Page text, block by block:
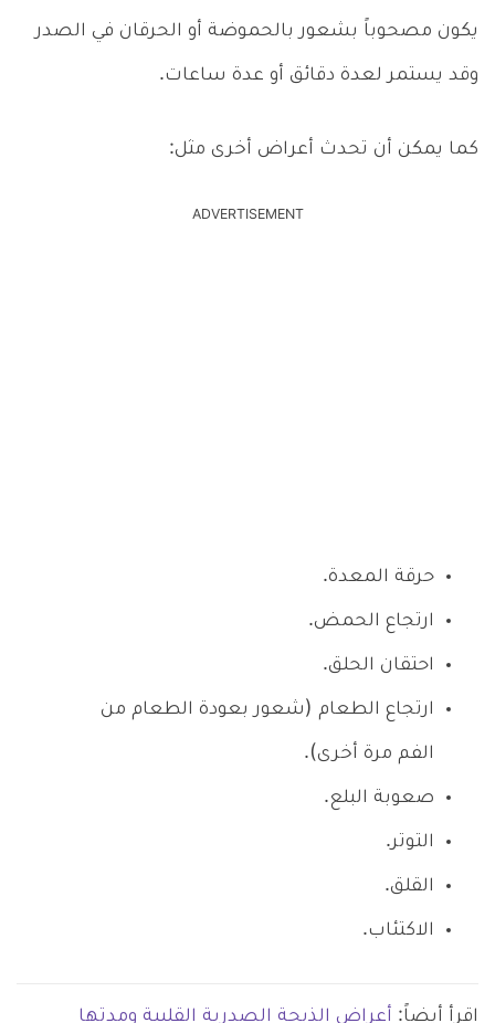
يكون مصحوباً بشعور بالحموضة أو الحرقان في الصدر
وقد يستمر لعدة دقائق أو عدة ساعات.
كما يمكن أن تحدث أعراض أخرى مثل:
ADVERTISEMENT
حرقة المعدة.
ارتجاع الحمض.
احتقان الحلق.
ارتجاع الطعام (شعور بعودة الطعام من
الفم مرة أخرى).
صعوبة البلع.
التوتر.
القلق.
الاكتئاب.
اقرأ أيضاً: أعراض الذبحة الصدرية القلبية ومدتها